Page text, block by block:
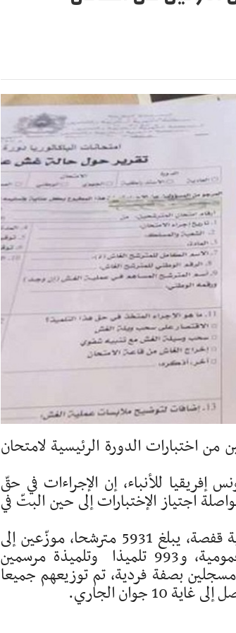
من اختبارات الدورة الرئيسية لامتحان
إفريقيا للأنباء، إن الإجراءات في حقّ
اجتياز الإختبارات إلى حين البتّ في
يذكر أنّ عدد المترشحين لامتحان البكالوريا لسنة 2026 بولاية قفصة، يبلغ 5931 مترشحا، موزّعين إلى
4431 مترشّحا ومترشحة مسجلين في 32 مؤسسة تربوية عمومية، و993 تلميذا وتلميذة مرسمين
إلى 418 مترشحا ومترشحة مسجلين بصفة فردية، تم توزيعهم جميعا